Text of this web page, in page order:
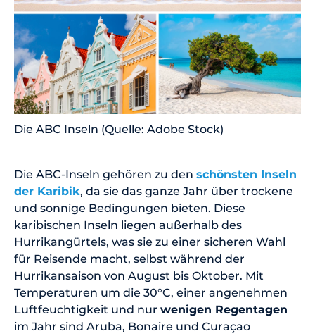
Die ABC Inseln (Quelle: Adobe Stock)
Die ABC-Inseln gehören zu den schönsten Inseln
der Karibik, da sie das ganze Jahr über trockene
und sonnige Bedingungen bieten. Diese
karibischen Inseln liegen außerhalb des
Hurrikangürtels, was sie zu einer sicheren Wahl
für Reisende macht, selbst während der
Hurrikansaison von August bis Oktober. Mit
Temperaturen um die 30°C, einer angenehmen
Luftfeuchtigkeit und nur wenigen Regentagen
im Jahr sind Aruba, Bonaire und Curaçao